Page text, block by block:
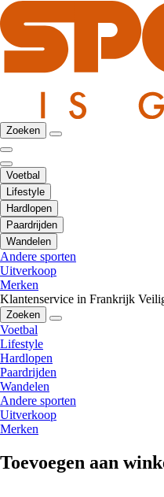
Zoeken
Voetbal
Lifestyle
Hardlopen
Paardrijden
Wandelen
Andere sporten
Uitverkoop
Merken
Klantenservice in Frankrijk
Zoeken
Voetbal
Lifestyle
Hardlopen
Paardrijden
Wandelen
Andere sporten
Uitverkoop
Merken
Toevoegen aan